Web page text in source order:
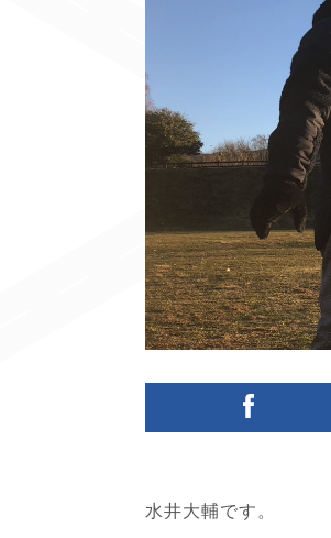
水井大輔です。